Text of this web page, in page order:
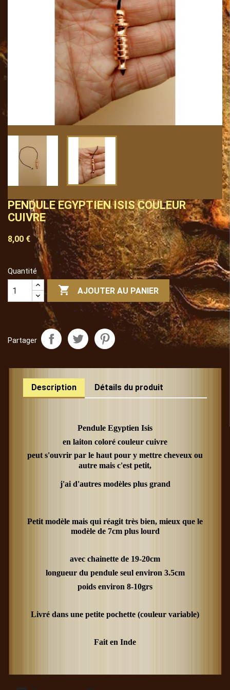
PENDULE EGYPTIEN ISIS COULEUR
CUIVRE
8,00 €
Quantité
 AJOUTER AU PANIER
Partager
Description Détails du produit
Pendule Egyptien Isis
en laiton coloré couleur cuivre
peut s'ouvrir par le haut pour y mettre cheveux ou
autre mais c'est petit,
j'ai d'autres modèles plus grand
Petit modèle mais qui réagit très bien, mieux que le
modèle de 7cm plus lourd
avec chainette de 19-20cm
longueur du pendule seul environ 3.5cm
poids environ 8-10grs
Livré dans une petite pochette (couleur variable)
Fait en Inde